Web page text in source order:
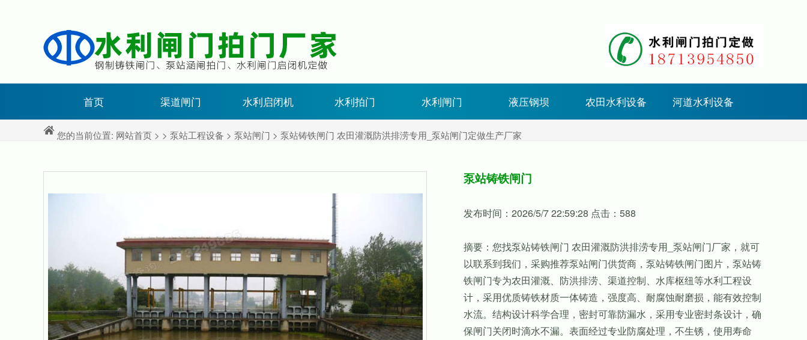
首页 渠道闸门 水利启闭机 水利拍门 水利闸门 液压钢坝 农田水利设备 河道水利设备
您的当前位置: 网站首页 > > 泵站工程设备 > 泵站闸门 > 泵站铸铁闸门 农田灌溉防洪排涝专用_泵站闸门定做生产厂家
泵站铸铁闸门
发布时间：2026/5/7 22:59:28 点击：588
摘要：您找泵站铸铁闸门 农田灌溉防洪排涝专用_泵站闸门厂家，就可
以联系到我们，采购推荐泵站闸门供货商，泵站铸铁闸门图片，泵站铸
铁闸门专为农田灌溉、防洪排涝、渠道控制、水库枢纽等水利工程设
计，采用优质铸铁材质一体铸造，强度高、耐腐蚀耐磨损，能有效控制
水流。结构设计科学合理，密封可靠防漏水，采用专业密封条设计，确
保闸门关闭时滴水不漏。表面经过专业防腐处理，不生锈，使用寿命